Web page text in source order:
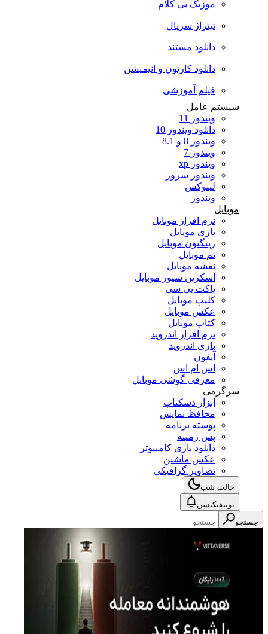
موزیک بی کلام
تیتراژ سریال
دانلود مستند
دانلود کارتون و انیمیشن
فیلم آموزشی
سیستم عامل
ویندوز 11
دانلود ویندوز 10
ویندوز 8 و 8.1
ویندوز 7
ویندوز xp
ویندوز سرور
لینوکس
ویندوز
موبایل
نرم افزار موبایل
بازی موبایل
رینگتون موبایل
تم موبایل
نقشه موبایل
اسکرین سیور موبایل
پاکت پی سی
کلیپ موبایل
عکس موبایل
کتاب موبایل
نرم افزار اندروید
بازی اندروید
آیفون
اس ام اس
معرفی گوشی موبایل
سرگرمی
ابزار دسکتاپ
محافظ نمایش
پوسته برنامه
پس زمینه
دانلود بازی کامپیوتر
عکس ماشین
تصاویر گرافیکی
حالت شب
نوتیفیکیشن
جستجو